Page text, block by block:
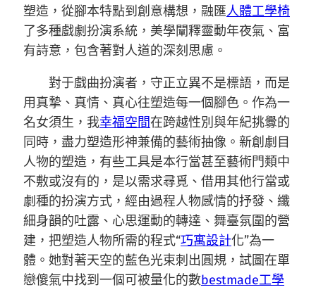
塑造，從腳本特點到創意構想，融匯人體工學椅
了多種戲劇扮演系統，美學闡釋靈動年夜氣、富
有詩意，包含著對人道的深刻思慮。
對于戲曲扮演者，守正立異不是標語，而是
用真摯、真情、真心往塑造每一個腳色。作為一
名女須生，我幸福空間在跨越性別與年紀挑釁的
同時，盡力塑造形神兼備的藝術抽像。新創劇目
人物的塑造，有些工具是本行當甚至藝術門類中
不敷或沒有的，是以需求尋覓、借用其他行當或
劇種的扮演方式，經由過程人物感情的抒發、纖
細身韻的吐露、心思運動的轉達、舞臺氛圍的營
建，把塑造人物所需的程式“巧寓設計化”為一
體。她對著天空的藍色光束刺出圓規，試圖在單
戀傻氣中找到一個可被量化的數bestmade工學